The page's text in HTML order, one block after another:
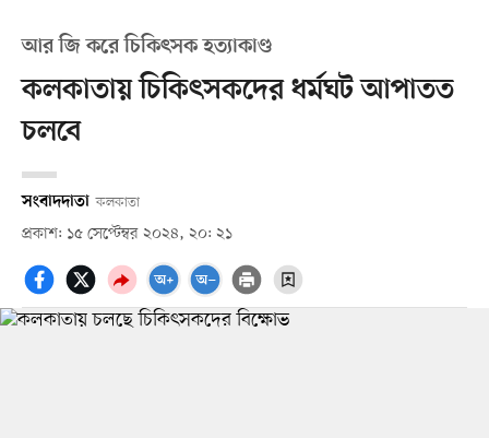
আর জি করে চিকিৎসক হত্যাকাণ্ড
কলকাতায় চিকিৎসকদের ধর্মঘট আপাতত
চলবে
সংবাদদাতা কলকাতা
প্রকাশ: ১৫ সেপ্টেম্বর ২০২৪, ২০: ২১